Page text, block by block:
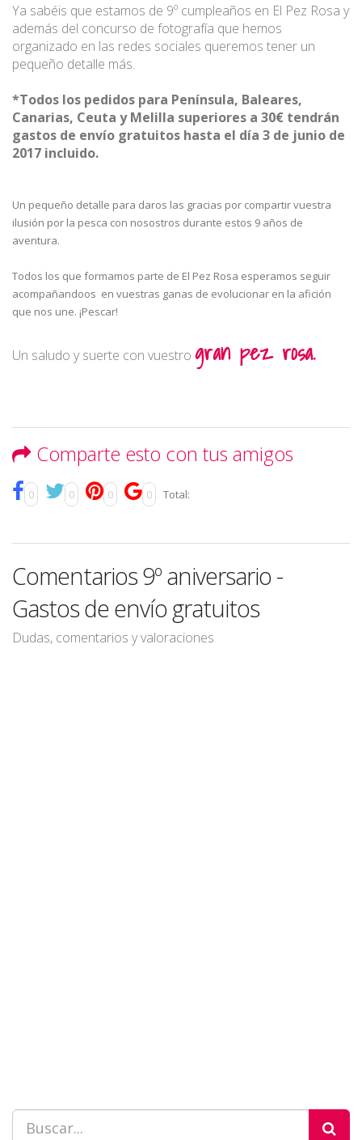
Ya sabéis que estamos de 9º cumpleaños en El Pez Rosa y
además del concurso de fotografía que hemos
organizado en las redes sociales queremos tener un
pequeño detalle más.
*Todos los pedidos para Península, Baleares,
Canarias, Ceuta y Melilla superiores a 30€ tendrán
gastos de envío gratuitos hasta el día 3 de junio de
2017 incluido.
Un pequeño detalle para daros las gracias por compartir vuestra
ilusión por la pesca con nosostros durante estos 9 años de
aventura.
Todos los que formamos parte de El Pez Rosa esperamos seguir
acompañandoos en vuestras ganas de evolucionar en la afición
que nos une. ¡Pescar!
Un saludo y suerte con vuestro gran pez rosa.
Comparte esto con tus amigos
0 0 0 0 Total:
Comentarios 9º aniversario -
Gastos de envío gratuitos
Dudas, comentarios y valoraciones